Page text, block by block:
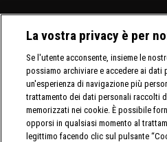
La vostra privacy è per
Se l'utente acconsente, insieme le
possiamo archiviare e accedere ai
un'esperienza di navigazione più
trattamento dei dati personali raccolti
memorizzati nei cookie. È possibile
opporsi in qualsiasi momento al
legittimo facendo clic sul pulsante